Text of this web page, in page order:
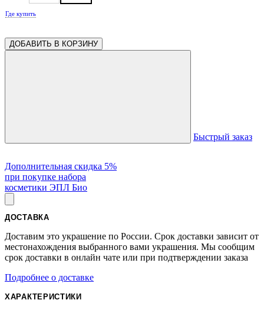
Где купить
ДОБАВИТЬ В КОРЗИНУ
Быстрый заказ
Дополнительная скидка 5%
при покупке набора
косметики ЭПЛ Био
ДОСТАВКА
Доставим это украшение по России. Срок доставки зависит от
местонахождения выбранного вами украшения. Мы сообщим
срок доставки в онлайн чате или при подтверждении заказа
Подробнее о доставке
ХАРАКТЕРИСТИКИ